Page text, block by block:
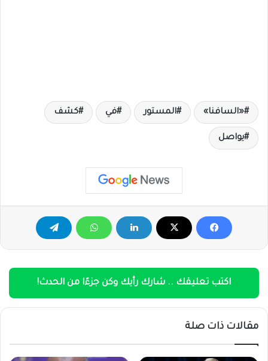
«السافنا» المستور في كشف
يواصل
اكتب تعليقك .. شارك رأيك وكن جزءًا من الحدث!
مقالات ذات صلة